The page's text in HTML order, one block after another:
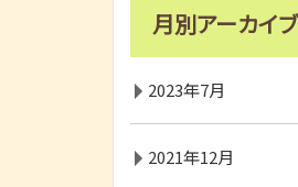
月別アーカイブ
2023年7月
2021年12月